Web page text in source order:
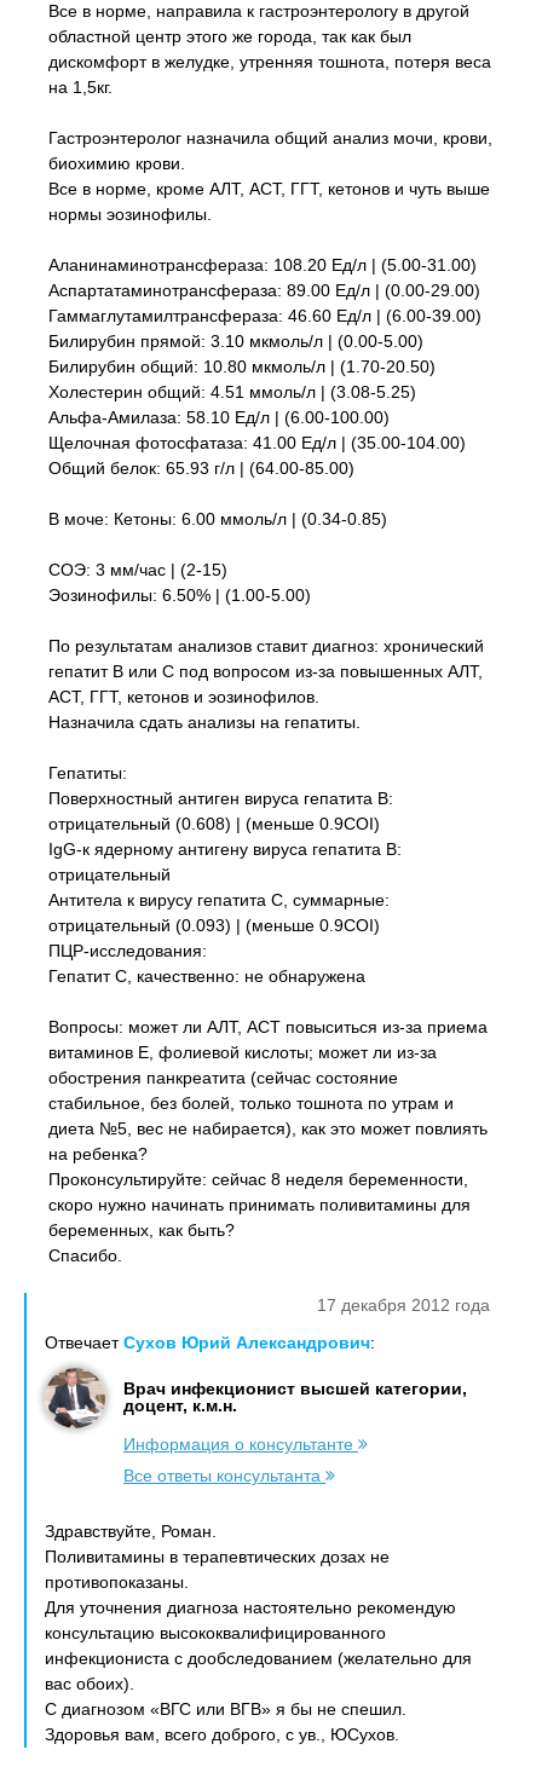
Все в норме, направила к гастроэнтерологу в другой
областной центр этого же города, так как был
дискомфорт в желудке, утренняя тошнота, потеря веса
на 1,5кг.
Гастроэнтеролог назначила общий анализ мочи, крови,
биохимию крови.
Все в норме, кроме АЛТ, АСТ, ГГТ, кетонов и чуть выше
нормы эозинофилы.
Аланинаминотрансфераза: 108.20 Ед/л | (5.00-31.00)
Аспартатаминотрансфераза: 89.00 Ед/л | (0.00-29.00)
Гаммаглутамилтрансфераза: 46.60 Ед/л | (6.00-39.00)
Билирубин прямой: 3.10 мкмоль/л | (0.00-5.00)
Билирубин общий: 10.80 мкмоль/л | (1.70-20.50)
Холестерин общий: 4.51 ммоль/л | (3.08-5.25)
Альфа-Амилаза: 58.10 Ед/л | (6.00-100.00)
Щелочная фотосфатаза: 41.00 Ед/л | (35.00-104.00)
Общий белок: 65.93 г/л | (64.00-85.00)
В моче: Кетоны: 6.00 ммоль/л | (0.34-0.85)
СОЭ: 3 мм/час | (2-15)
Эозинофилы: 6.50% | (1.00-5.00)
По результатам анализов ставит диагноз: хронический
гепатит В или С под вопросом из-за повышенных АЛТ,
АСТ, ГГТ, кетонов и эозинофилов.
Назначила сдать анализы на гепатиты.
Гепатиты:
Поверхностный антиген вируса гепатита В:
отрицательный (0.608) | (меньше 0.9COI)
IgG-к ядерному антигену вируса гепатита В:
отрицательный
Антитела к вирусу гепатита С, суммарные:
отрицательный (0.093) | (меньше 0.9COI)
ПЦР-исследования:
Гепатит С, качественно: не обнаружена
Вопросы: может ли АЛТ, АСТ повыситься из-за приема
витаминов E, фолиевой кислоты; может ли из-за
обострения панкреатита (сейчас состояние
стабильное, без болей, только тошнота по утрам и
диета №5, вес не набирается), как это может повлиять
на ребенка?
Проконсультируйте: сейчас 8 неделя беременности,
скоро нужно начинать принимать поливитамины для
беременных, как быть?
Спасибо.
17 декабря 2012 года
ОтвечаетСухов Юрий Александрович:
Врач инфекционист высшей категории,
доцент, к.м.н.
Информация о консультанте
Все ответы консультанта
Здравствуйте, Роман.
Поливитамины в терапевтических дозах не
противопоказаны.
Для уточнения диагноза настоятельно рекомендую
консультацию высококвалифицированного
инфекциониста с дообследованием (желательно для
вас обоих).
С диагнозом «ВГС или ВГВ» я бы не спешил.
Здоровья вам, всего доброго, с ув., ЮСухов.